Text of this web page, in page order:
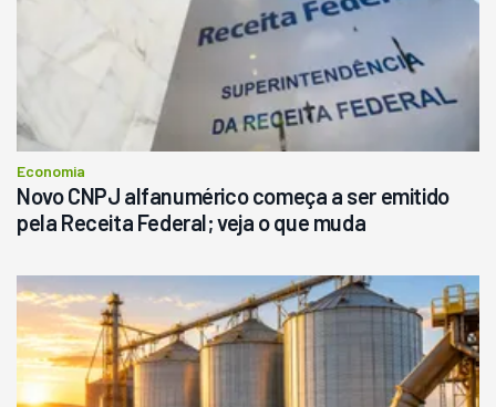
Economia
Novo CNPJ alfanumérico começa a ser emitido
pela Receita Federal; veja o que muda